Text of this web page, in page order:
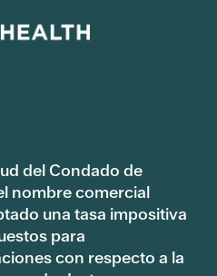
del Condado de
nombre comercial
una tasa impositiva
para
con respecto a la